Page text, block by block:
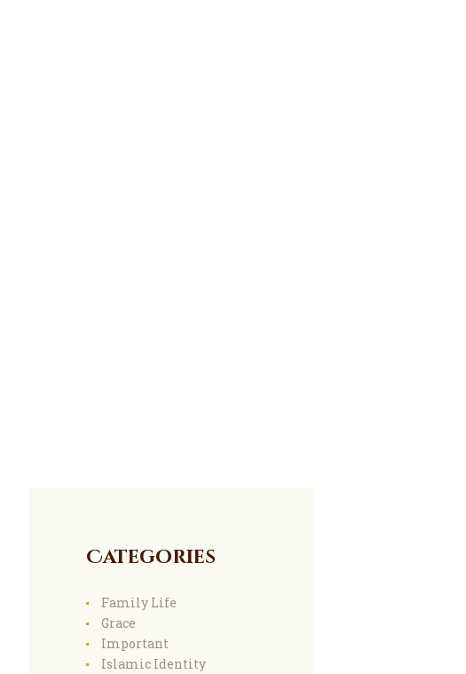
Categories
Family Life
Grace
Important
Islamic Identity